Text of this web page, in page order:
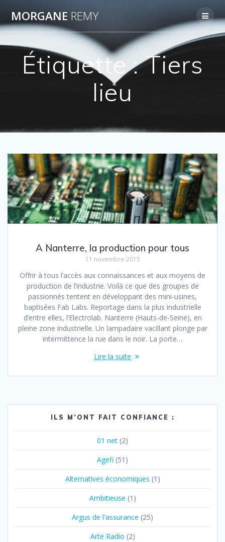
MORGANE REMY
Étiquette :Tiers
lieu
A Nanterre, la production pour tous
11 novembre 2015
Offrir à tous l’accès aux connaissances et aux moyens de
production de l’industrie. Voilà ce que des groupes de
passionnés tentent en développant des mini-usines,
baptisées Fab Labs. Reportage dans la plus industrielle
d’entre elles, l’Electrolab. Nanterre (Hauts-de-Seine), en
pleine zone industrielle. Un lampadaire vacillant plonge par
intermittence la rue dans le noir. La porte…
Lire la suite
ILS M’ONT FAIT CONFIANCE :
01 net (2)
Agefi (51)
Alternatives économiques (1)
Ambitieuse (1)
Argus de l'assurance (25)
Arte Radio (2)